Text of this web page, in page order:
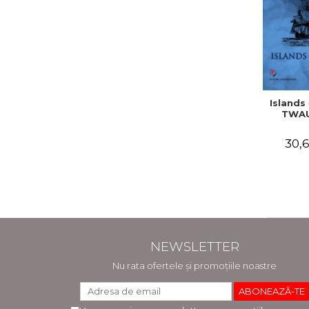
NEWSLETTER
Nu rata ofertele și promoțiile noastre